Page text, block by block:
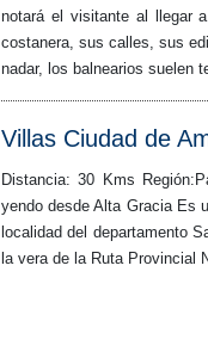
notará el visitante al llegar
costanera, sus calles, sus
nadar, los balnearios suelen
Villas Ciudad de
Distancia: 30 Kms
yendo desde Alta Gracia Es
localidad del departamento
la vera de la Ruta Provincial